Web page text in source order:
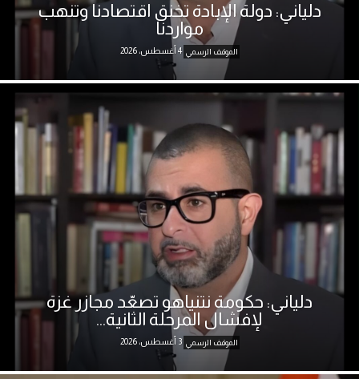
دلياني: دولة الإبادة تخنق اقتصادنا وتنهب
مواردنا
الموقف الرسمي 4 أغسطس، 2026
دلياني: حكومة نتنياهو تصعّد مجازر غزة
لإفشال المرحلة الثانية...
الموقف الرسمي 3 أغسطس، 2026